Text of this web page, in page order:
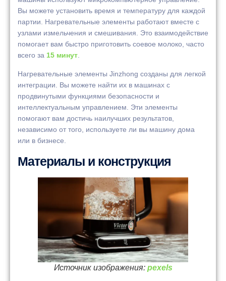
Вы можете установить время и температуру для каждой
партии. Нагревательные элементы работают вместе с
узлами измельчения и смешивания. Это взаимодействие
помогает вам быстро приготовить соевое молоко, часто
всего за 15 минут.
Нагревательные элементы Jinzhong созданы для легкой
интеграции. Вы можете найти их в машинах с
продвинутыми функциями безопасности и
интеллектуальным управлением. Эти элементы
помогают вам достичь наилучших результатов,
независимо от того, используете ли вы машину дома
или в бизнесе.
Материалы и конструкция
Источник изображения: pexels